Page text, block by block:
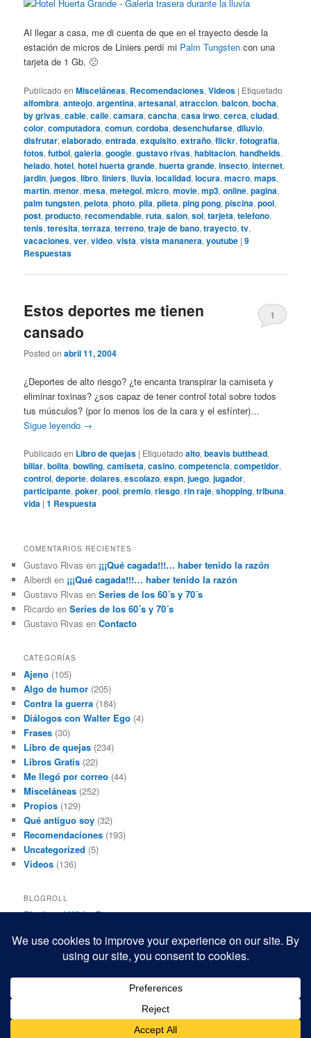
Al llegar a casa, me di cuenta de que en el trayecto desde la
estación de micros de Liniers perdí mi Palm Tungsten con una
tarjeta de 1 Gb. 🙁
Publicado en Misceláneas, Recomendaciones,Videos | Etiquetado
alfombra,anteojo,argentina,artesanal,atraccion,balcon,bocha,
by grivas,cable,calle,camara,cancha,casa irwo,cerca,ciudad,
color,computadora,comun,cordoba,desenchufarse,diluvio,
disfrutar,elaborado,entrada,exquisito,extraño,flickr,fotografia,
fotos,futbol,galeria,google,gustavo rivas,habitacion,handhelds,
helado,hotel,hotel huerta grande,huerta grande,insecto,internet,
jardin,juegos,libro,liniers,lluvia,localidad,locura,macro,maps,
martin,menor,mesa,metegol,micro,movie,mp3,online,pagina,
palm tungsten,pelota,photo,pila,pileta,ping pong,piscina,pool,
post,producto,recomendable,ruta,salon,sol,tarjeta,telefono,
tenis,teresita,terraza,terreno,traje de bano,trayecto,tv,
vacaciones,ver,video,vista,vista mananera,youtube |9
Respuestas
Estos deportes me tienen
cansado
Posted onabril 11, 2004
1
¿Deportes de alto riesgo? ¿te encanta transpirar la camiseta y
eliminar toxinas? ¿sos capaz de tener control total sobre todos
tus músculos? (por lo menos los de la cara y el esfínter)…
Sigue leyendo →
Publicado en Libro de quejas | Etiquetado alto,beavis butthead,
billar,bolita,bowling,camiseta,casino,competencia,competidor,
control,deporte,dolares,escolazo,espn,juego,jugador,
participante,poker,pool,premio,riesgo,rin raje,shopping,tribuna,
vida |1 Respuesta
COMENTARIOS RECIENTES
Gustavo Rivas en ¡¡¡Qué cagada!!!… haber tenido la razón
Alberdi en ¡¡¡Qué cagada!!!… haber tenido la razón
Gustavo Rivas enSeries de los 60´s y 70´s
Ricardo enSeries de los 60´s y 70´s
Gustavo Rivas enContacto
CATEGORÍAS
Ajeno (105)
Algo de humor (205)
Contra la guerra (184)
Diálogos con Walter Ego (4)
Frases (30)
Libro de quejas (234)
Libros Gratis (22)
Me llegó por correo (44)
Misceláneas (252)
Propios (129)
Qué antiguo soy (32)
Recomendaciones (193)
Uncategorized (5)
Videos (136)
BLOGROLL
Black and White Power
Mis macrofotografías
Teresita Rivas
Funciona gracias a WordPress